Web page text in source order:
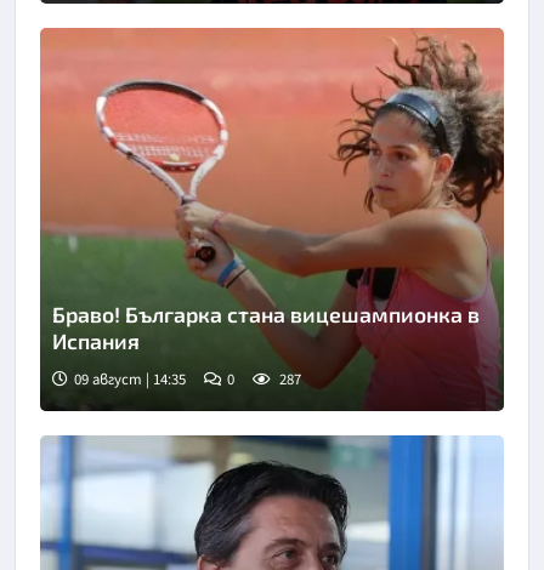
Снимка: БТА
Браво! Българка стана вицешампионка в
Испания
09 август | 14:35 0 287